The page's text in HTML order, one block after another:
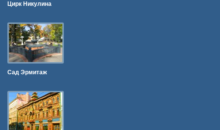
Цирк Никулина
Сад Эрмитаж